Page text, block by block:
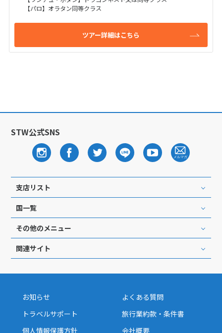
【パロ】オラタン同等クラス
ツアー詳細はこちら
STW公式SNS
支店リスト
国一覧
その他のメニュー
関連サイト
お知らせ
よくある質問
トラベルサポート
旅行業約款・条件書
個人情報保護方針
会社概要